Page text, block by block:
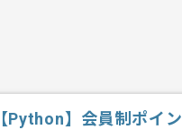
【Python】会員制ポイン